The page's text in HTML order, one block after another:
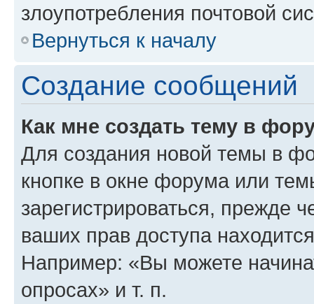
злоупотребления почтовой
Вернуться к началу
Создание сообщений
Как мне создать тему в
Для создания новой темы в
кнопке в окне форума или
зарегистрироваться, прежде
ваших прав доступа
Например: «Вы можете
опросах» и т. п.